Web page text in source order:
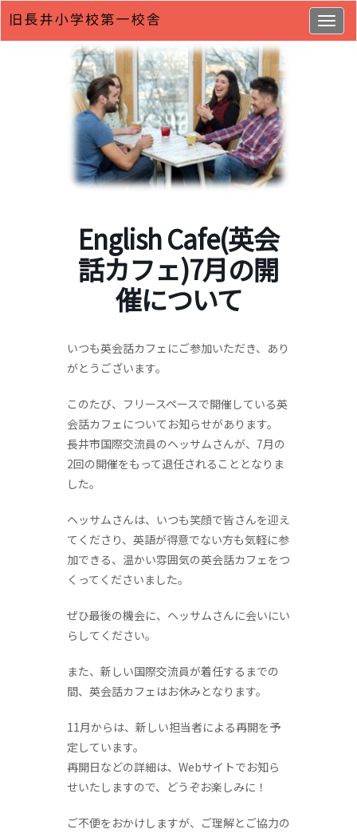
English Cafe(英会
話カフェ)7月の開
催について
いつも英会話カフェにご参加いただき、あり
がとうございます。
このたび、フリースペースで開催している英
会話カフェについてお知らせがあります。
長井市国際交流員のヘッサムさんが、7月の
2回の開催をもって退任されることとなりま
した。
ヘッサムさんは、いつも笑顔で皆さんを迎え
てくださり、英語が得意でない方も気軽に参
加できる、温かい雰囲気の英会話カフェをつ
くってくださいました。
ぜひ最後の機会に、ヘッサムさんに会いにい
らしてください。
また、新しい国際交流員が着任するまでの
間、英会話カフェはお休みとなります。
11月からは、新しい担当者による再開を予
定しています。
再開日などの詳細は、Webサイトでお知ら
せいたしますので、どうぞお楽しみに！
ご不便をおかけしますが、ご理解とご協力の